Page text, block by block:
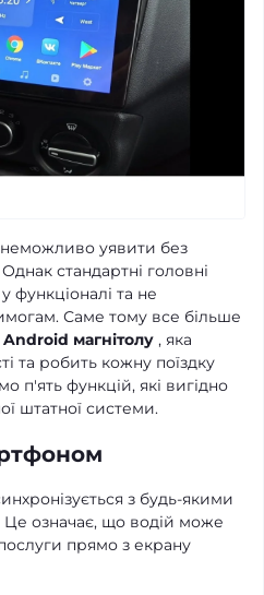
уявити без
стандартні головні
функціоналі та не
Саме тому все більше
магнітолу , яка
та робить кожну поїздку
п'ять функцій, які вигідно
штатної системи.
з будь-якими
означає, що водій може
прямо з екрану